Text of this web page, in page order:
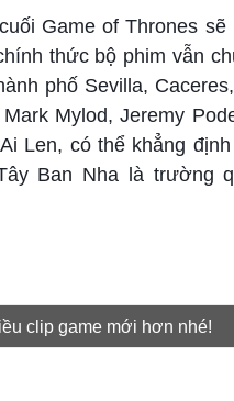
Game of Thrones
thức bộ phim vẫn
phố Sevilla,
Mylod, Jeremy
Len, có thể khẳng
Ban Nha là
clip game mới hơn nhé!